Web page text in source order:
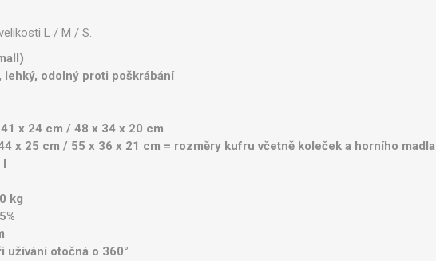
L / M / S.
lehký, odolný proti poškrábání
x 24 cm / 48 x 34 x 20 cm
x 25 cm / 55 x 36 x 21 cm = rozměry kufru včetně koleček a horního madla
l
kg
užívání otočná o 360°